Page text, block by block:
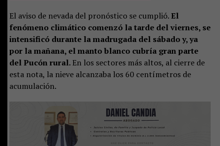
El aviso de nevada del pronóstico se cumplió. El
fenómeno climático comenzó la tarde del viernes, se
intensificó durante la madrugada del sábado y, ya
por la mañana, el manto blanco cubría gran parte
del Pucón rural.En los sectores más altos, al cierre de
esta nota, la nieve alcanzaba los 60 centímetros de
acumulación.